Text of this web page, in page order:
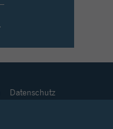
Datenschutz